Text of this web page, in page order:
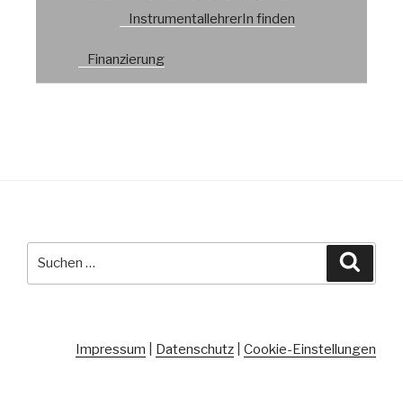
InstrumentallehrerIn finden
Finanzierung
Impressum Datenschutz Cookie-Einstellungen